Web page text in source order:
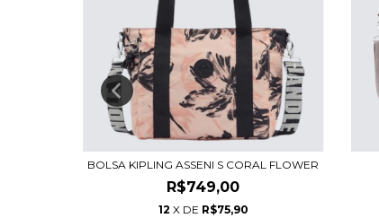
Litragem 15 L
BOLSA KIPLING ASSENI S CORAL FLOWER
R$749,00
12 X DE R$75,90